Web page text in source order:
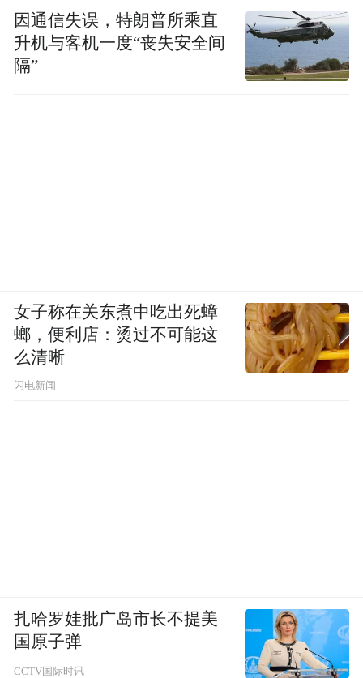
因通信失误，特朗普所乘直
升机与客机一度“丧失安全间
隔”
女子称在关东煮中吃出死蟑
螂，便利店：烫过不可能这
么清晰
闪电新闻
扎哈罗娃批广岛市长不提美
国原子弹
CCTV国际时讯